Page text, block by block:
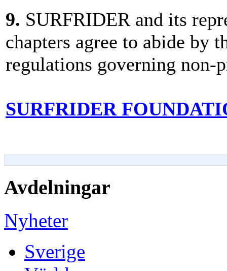
9. SURFRIDER and its
chapters agree to abide by
regulations governing non-
SURFRIDER
Avdelningar
Nyheter
Sverige